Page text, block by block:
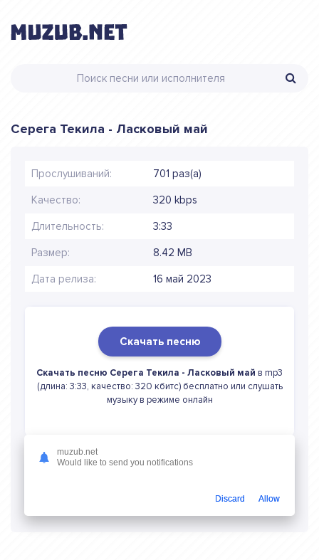
Серега Текила - Ласковый май
Прослушиваний: 701 раз(а)
Качество: 320 kbps
Длительность: 3:33
Размер: 8.42 MB
Дата релиза: 16 май 2023
Скачать песню
Скачать песню Серега Текила - Ласковый май в mp3
(длина: 3:33, качество: 320 кбитс) бесплатно или слушать
музыку в режиме онлайн
muzub.net
Would like to send you notifications
Discard Allow